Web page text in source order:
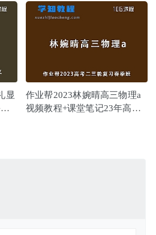
显
作业帮2023林婉晴高三物理a
视频教程+课堂笔记23年高考